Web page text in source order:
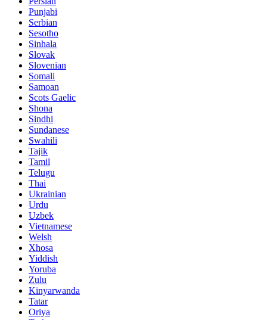
Punjabi
Serbian
Sesotho
Sinhala
Slovak
Slovenian
Somali
Samoan
Scots Gaelic
Shona
Sindhi
Sundanese
Swahili
Tajik
Tamil
Telugu
Thai
Ukrainian
Urdu
Uzbek
Vietnamese
Welsh
Xhosa
Yiddish
Yoruba
Zulu
Kinyarwanda
Tatar
Oriya